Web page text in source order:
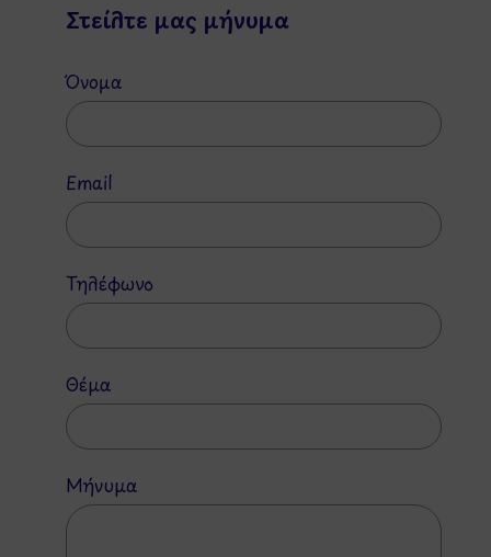
Στείλτε μας μήνυμα
Όνομα
Email
Τηλέφωνο
Θέμα
Μήνυμα